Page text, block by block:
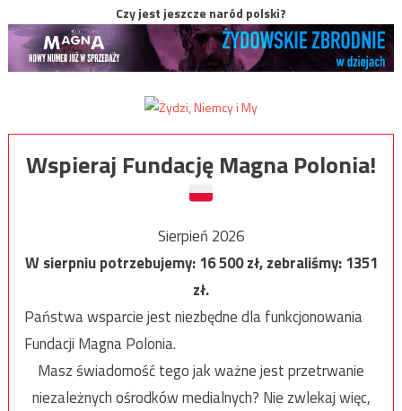
Czy jest jeszcze naród polski?
Wspieraj Fundację Magna Polonia!
Sierpień 2026
W sierpniu potrzebujemy:16 500zł, zebraliśmy:1351
zł.
Państwa wsparcie jest niezbędne dla funkcjonowania
Fundacji Magna Polonia.
Masz świadomość tego jak ważne jest przetrwanie
niezależnych ośrodków medialnych? Nie zwlekaj więc,